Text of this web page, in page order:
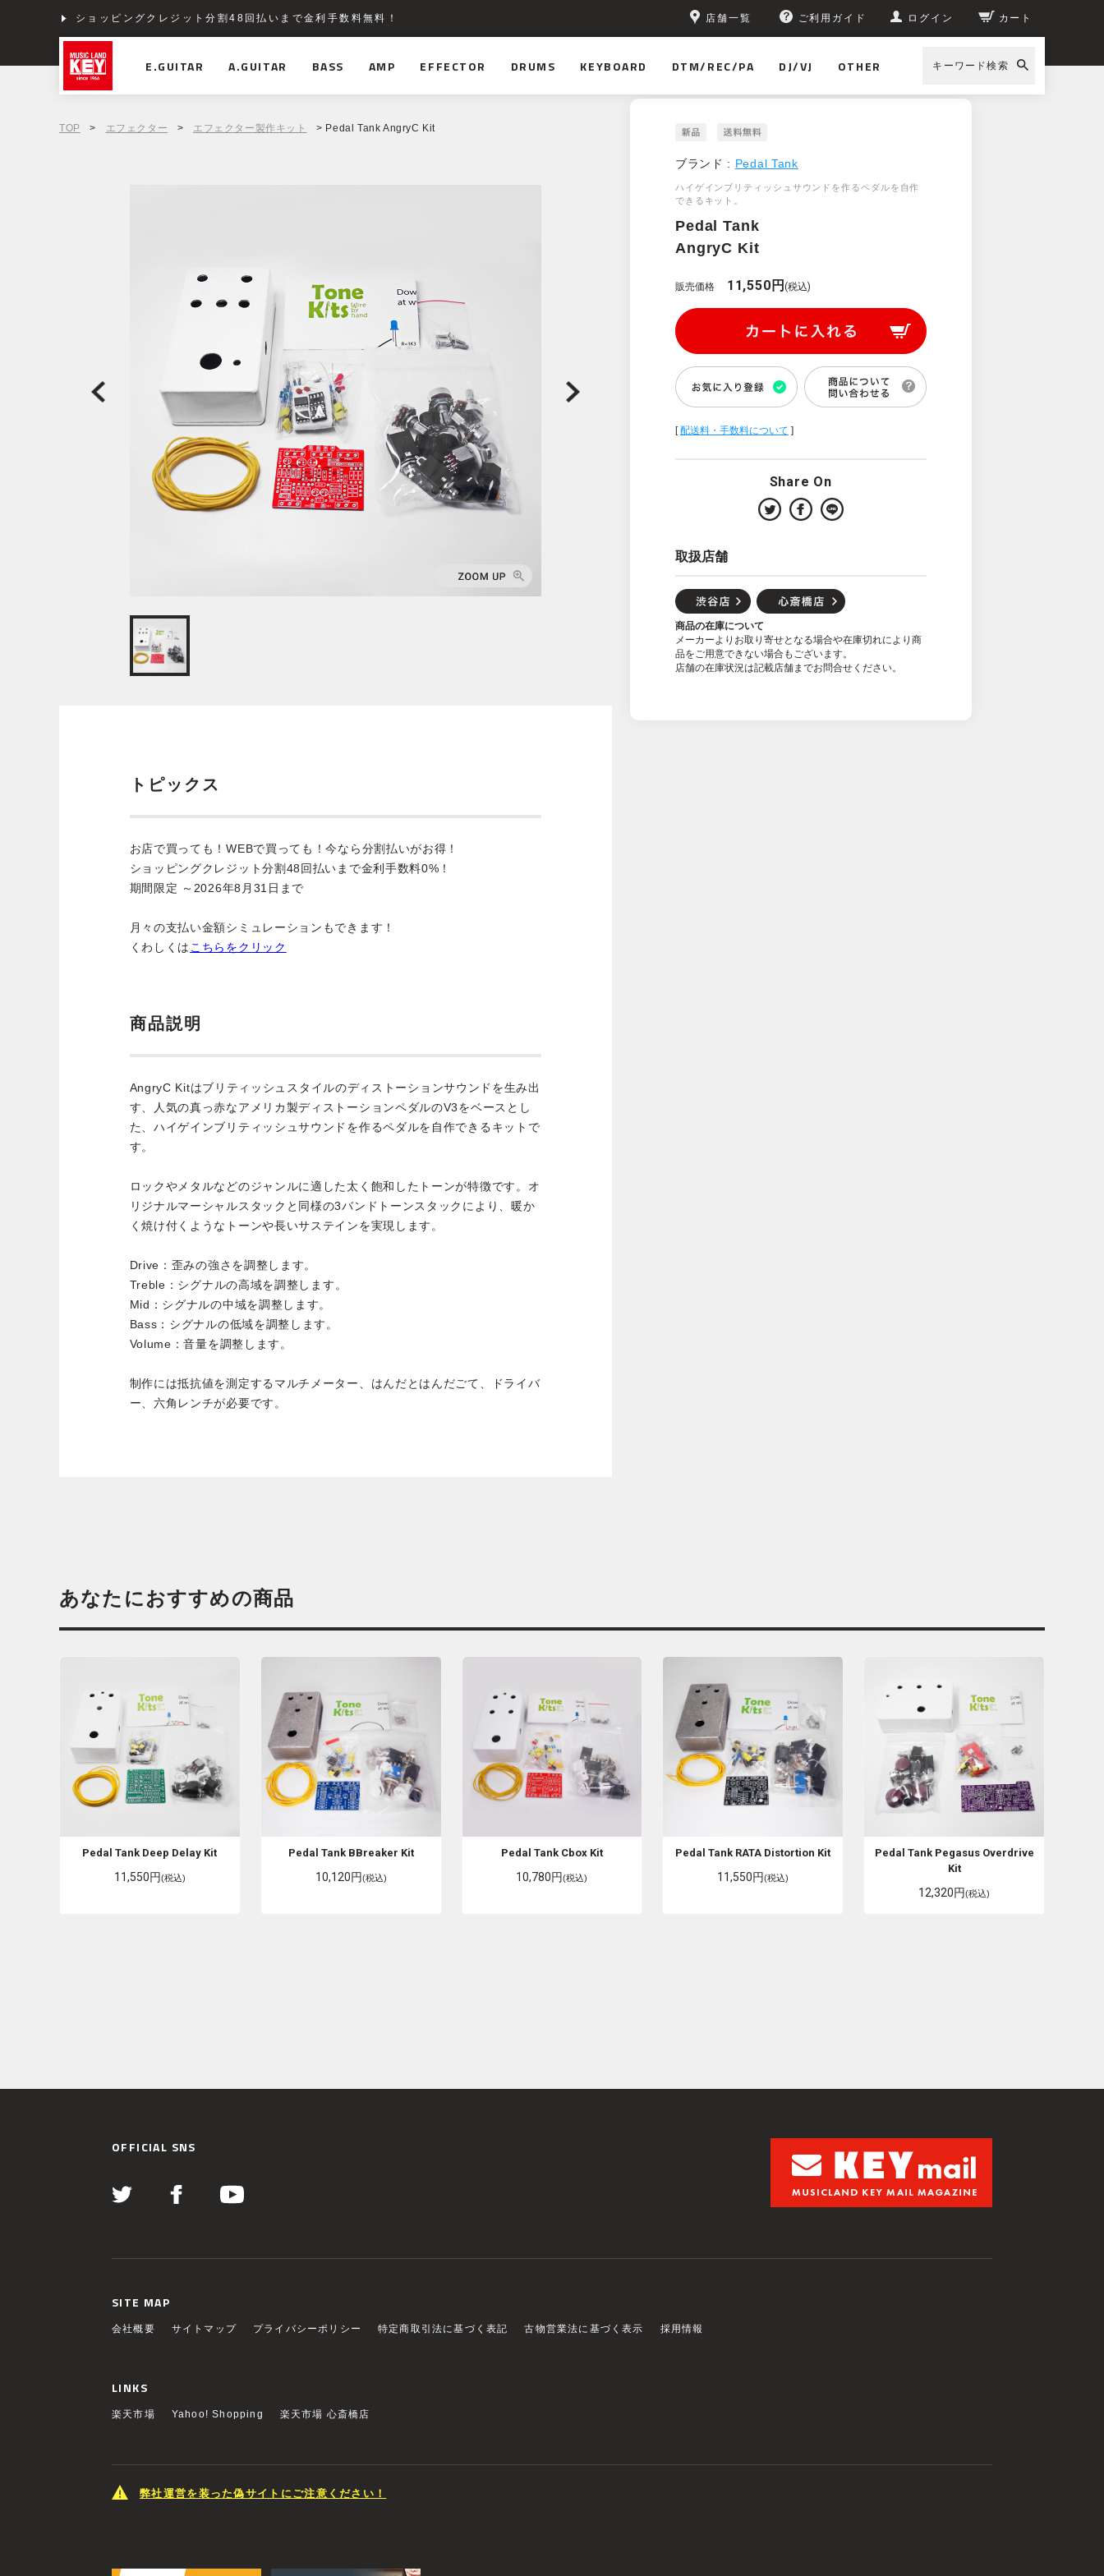
ショッピングクレジット分割48回払いまで金利手数料無料！ 店舗一覧 ご利用ガイド ログイン カート
E.GUITAR A.GUITAR BASS AMP EFFECTOR DRUMS KEYBOARD DTM/REC/PA DJ/VJ OTHER キーワード検索
TOP > エフェクター > エフェクター製作キット > Pedal Tank AngryC Kit
ブランド : Pedal Tank
ハイゲインブリティッシュサウンドを作るペダルを自作
できるキット。
Pedal Tank
AngryC Kit
販売価格 11,550円(税込)
[配送料・手数料について ]
Share On
取扱店舗
商品の在庫について
メーカーよりお取り寄せとなる場合や在庫切れにより商
品をご用意できない場合もございます。
店舗の在庫状況は記載店舗までお問合せください。
トピックス
お店で買っても！WEBで買っても！今なら分割払いがお得！
ショッピングクレジット分割48回払いまで金利手数料0%！
期間限定 ～2026年8月31日まで
月々の支払い金額シミュレーションもできます！
くわしくは こちらをクリック
商品説明
AngryC Kitはブリティッシュスタイルのディストーションサウンドを生み出
す、人気の真っ赤なアメリカ製ディストーションペダルのV3をベースとし
た、ハイゲインブリティッシュサウンドを作るペダルを自作できるキットで
す。
ロックやメタルなどのジャンルに適した太く飽和したトーンが特徴です。オ
リジナルマーシャルスタックと同様の3バンドトーンスタックにより、暖か
く焼け付くようなトーンや長いサステインを実現します。
Drive：歪みの強さを調整します。
Treble：シグナルの高域を調整します。
Mid：シグナルの中域を調整します。
Bass：シグナルの低域を調整します。
Volume：音量を調整します。
制作には抵抗値を測定するマルチメーター、はんだとはんだごて、ドライバ
ー、六角レンチが必要です。
あなたにおすすめの商品
Pedal Tank Deep Delay Kit
11,550円(税込)
Pedal Tank BBreaker Kit
10,120円(税込)
Pedal Tank Cbox Kit
10,780円(税込)
Pedal Tank RATA Distortion Kit
11,550円(税込)
Pedal Tank Pegasus Overdrive
Kit
12,320円(税込)
OFFICIAL SNS
SITE MAP
会社概要 サイトマップ プライバシーポリシー 特定商取引法に基づく表記 古物営業法に基づく表示 採用情報
LINKS
楽天市場 Yahoo! Shopping 楽天市場 心斎橋店
弊社運営を装った偽サイトにご注意ください！